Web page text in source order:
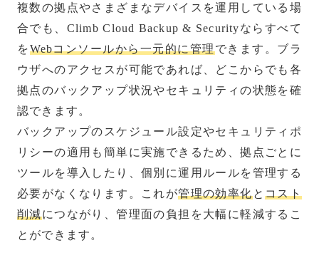
複数の拠点やさまざまなデバイスを運用している場
合でも、Climb Cloud Backup & Securityならすべて
をWebコンソールから一元的に管理できます。ブラ
ウザへのアクセスが可能であれば、どこからでも各
拠点のバックアップ状況やセキュリティの状態を確
認できます。
バックアップのスケジュール設定やセキュリティポ
リシーの適用も簡単に実施できるため、拠点ごとに
ツールを導入したり、個別に運用ルールを管理する
必要がなくなります。これが管理の効率化と コスト
削減につながり、管理面の負担を大幅に軽減するこ
とができます。